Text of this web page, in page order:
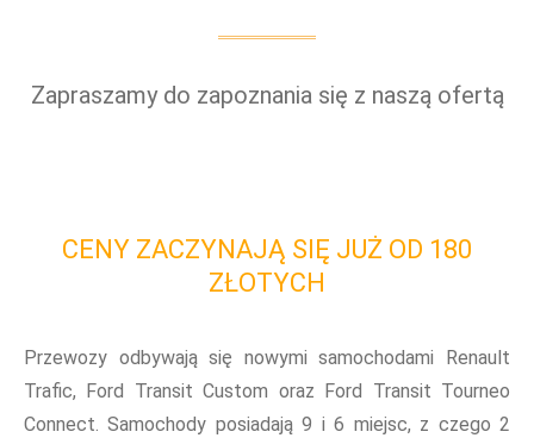
Zapraszamy do zapoznania się z naszą ofertą
CENY ZACZYNAJĄ SIĘ JUŻ OD 180
ZŁOTYCH
Przewozy odbywają się nowymi samochodami Renault
Trafic, Ford Transit Custom oraz Ford Transit Tourneo
Connect. Samochody posiadają 9 i 6 miejsc, z czego 2